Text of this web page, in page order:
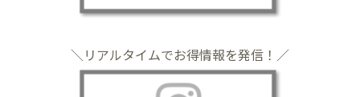
＼リアルタイムでお得情報を発信！／